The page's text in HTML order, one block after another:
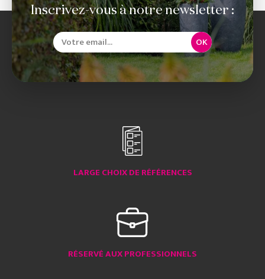
Inscrivez-vous à notre newsletter :
OK
LARGE CHOIX DE RÉFÉRENCES
RÉSERVÉ AUX PROFESSIONNELS